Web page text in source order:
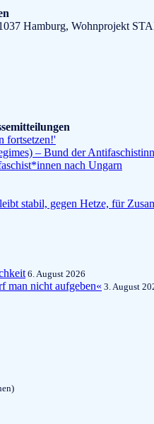
Hamburg, Wohnprojekt
fortsetzen!'
– Bund der
nach Ungarn
stabil, gegen Hetze, für
6. August 2026
man nicht aufgeben« 3. August